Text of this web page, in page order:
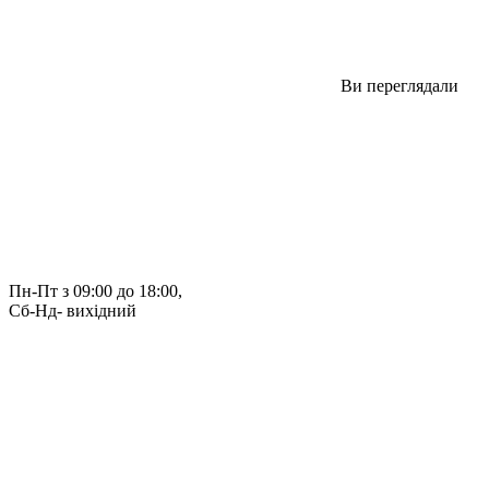
Ви переглядали
Пн-Пт з 09:00 до 18:00,
Сб-Нд- вихідний